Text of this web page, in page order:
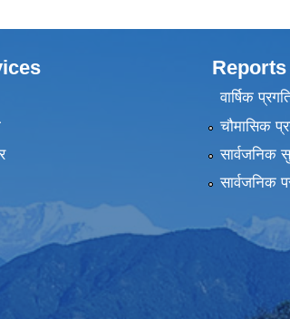
Reports
वार्षिक
चौमासिक
सार्वजनिक
सार्वजनिक